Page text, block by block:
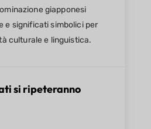
giapponesi
e significati simbolici per
culturale e linguistica.
si ripeteranno